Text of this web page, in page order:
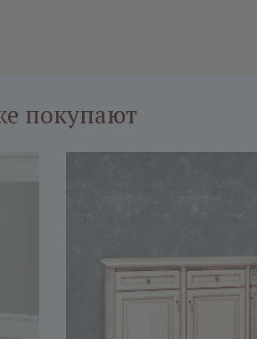
покупают